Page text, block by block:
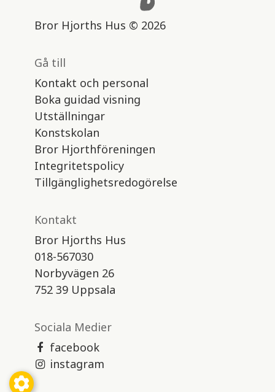
Bror Hjorths Hus © 2026
Gå till
Kontakt och personal
Boka guidad visning
Utställningar
Konstskolan
Bror Hjorthföreningen
Integritetspolicy
Tillgänglighetsredogörelse
Kontakt
Bror Hjorths Hus
018-567030
Norbyvägen 26
752 39 Uppsala
Sociala Medier
facebook
instagram